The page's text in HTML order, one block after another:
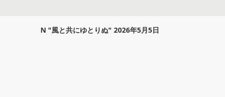
N"風と共にゆとりぬ" 2026年5月5日